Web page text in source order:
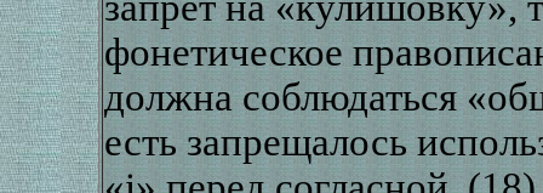
фонетическое
должна соблюдаться
есть запрещалось